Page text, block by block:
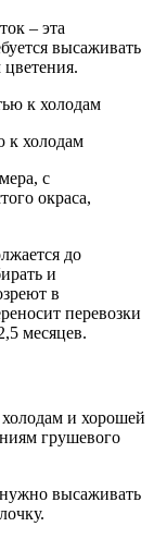
– эта
высаживать
к холодам
с
окраса,
до
и
в
перевозки
месяцев.
и хорошей
грушевого
высаживать